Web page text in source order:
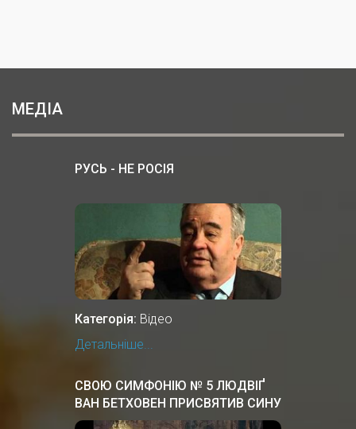
МЕДІА
РУСЬ - НЕ РОСІЯ
Категорія: Відео
Детальніше...
СВОЮ СИМФОНІЮ № 5 ЛЮДВІҐ
ВАН БЕТХОВЕН ПРИСВЯТИВ СИНУ
ОСТАННЬОГО ГЕТЬМАНА